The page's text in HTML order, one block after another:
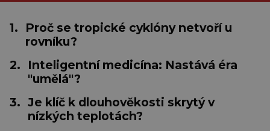
1.
Proč se tropické cyklóny netvoří u
rovníku?
2.
Inteligentní medicína: Nastává éra
"umělá"?
3. Je klíč k dlouhověkosti skrytý v
nízkých teplotách?